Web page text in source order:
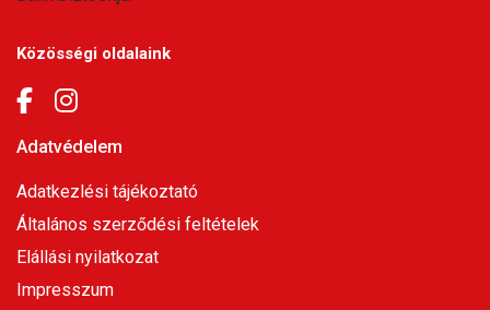
Közösségi oldalaink
Adatvédelem
Adatkezlési tájékoztató
Általános szerződési feltételek
Elállási nyilatkozat
Impresszum